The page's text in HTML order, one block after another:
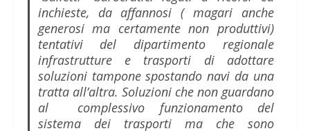
inchieste, da affannosi ( magari anche
generosi ma certamente non produttivi)
tentativi del dipartimento regionale
infrastrutture e trasporti di adottare
soluzioni tampone spostando navi da una
tratta all’altra. Soluzioni che non guardano
al complessivo funzionamento del
sistema dei trasporti ma che sono